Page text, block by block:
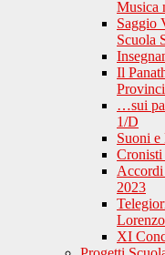
Musica
Saggio
Scuola
Il
…sui
1/D
Suoni e
Cronisti
Accordi
2023
XI